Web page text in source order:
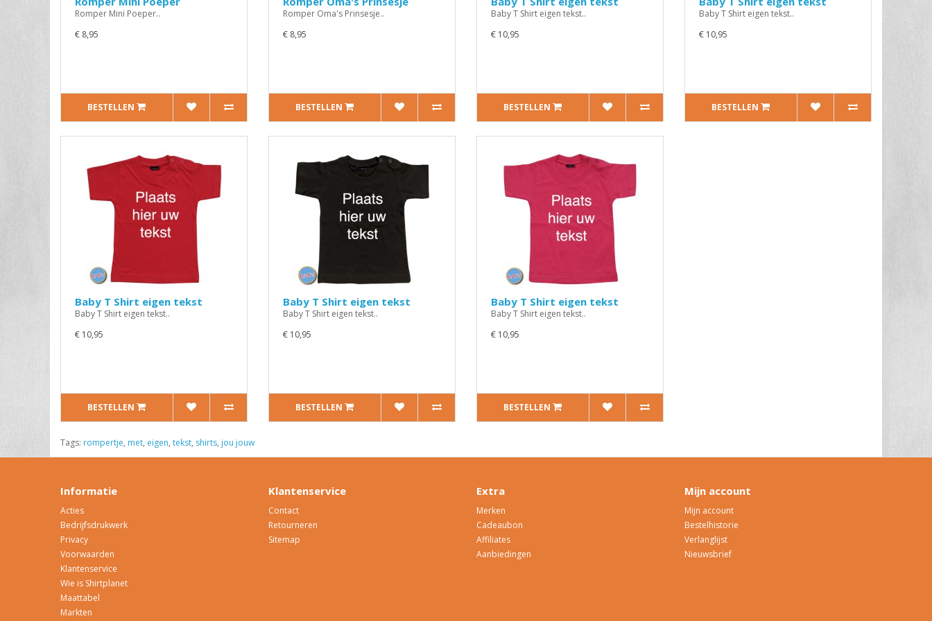
Romper Mini Poeper..
€ 8,95
BESTELLEN
Romper Oma's Prinsesje..
€ 8,95
BESTELLEN
Baby T Shirt eigen tekst..
€ 10,95
BESTELLEN
Baby T Shirt eigen tekst..
€ 10,95
BESTELLEN
Baby T Shirt eigen tekst
Baby T Shirt eigen tekst..
€ 10,95
BESTELLEN
Baby T Shirt eigen tekst
Baby T Shirt eigen tekst..
€ 10,95
BESTELLEN
Baby T Shirt eigen tekst
Baby T Shirt eigen tekst..
€ 10,95
BESTELLEN
Tags: rompertje, met, eigen, tekst, shirts, jou jouw
Informatie
Acties
Bedrijfsdrukwerk
Privacy
Voorwaarden
Klantenservice
Wie is Shirtplanet
Maattabel
Markten
Klantenservice
Contact
Retourneren
Sitemap
Extra
Merken
Cadeaubon
Affiliates
Aanbiedingen
Mijn account
Mijn account
Bestelhistorie
Verlanglijst
Nieuwsbrief